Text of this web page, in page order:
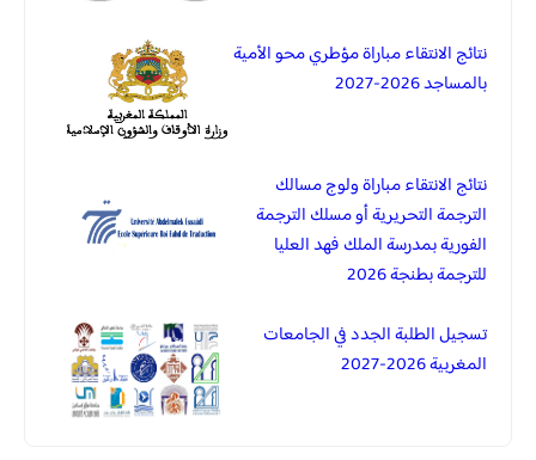
نتائج الانتقاء مباراة مؤطري محو الأمية
بالمساجد 2026-2027
نتائج الانتقاء مباراة ولوج مسالك
الترجمة التحريرية أو مسلك الترجمة
الفورية بمدرسة الملك فهد العليا
للترجمة بطنجة 2026
تسجيل الطلبة الجدد في الجامعات
المغربية 2026-2027